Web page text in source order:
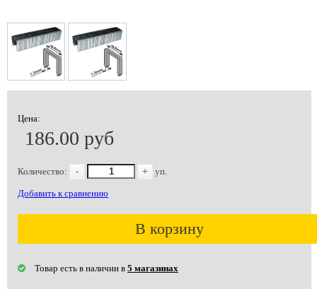
Цена:
186.00 руб
Количество: - + уп.
Добавить к сравнению
В корзину
Товар есть в наличии в 5 магазинах